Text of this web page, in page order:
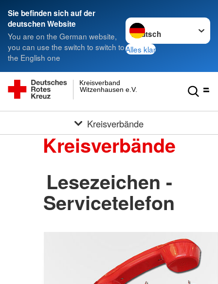
Sie befinden sich auf der
deutschen Website
You are on the German website,
you can use the switch to switch to
the English one
Sprache wechseln zu
Alles klar
Witzenhausen e.V.
Kreisverband
Kreisverbände
Kreisverbände
Lesezeichen -
Servicetelefon